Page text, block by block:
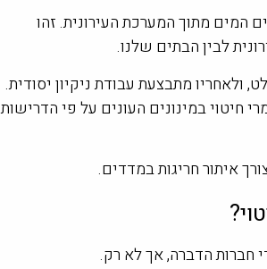
המים מתוך המערכת העירונית. זהו
לבין הבתים שלנו.
ולאחריו מתבצעת עבודת ניקיון יסודית.
חיטוי במינונים העונים על פי הדרישות
איתור חריגות במדדים.
חברות הדברה, אך לא רק.